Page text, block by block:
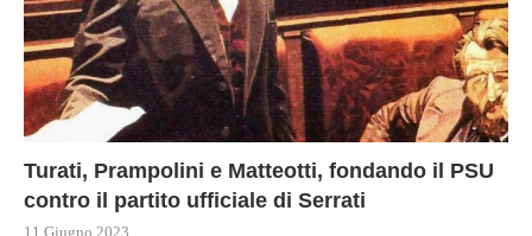
Turati, Prampolini e Matteotti, fondando il PSU
contro il partito ufficiale di Serrati
11 Giugno 2023